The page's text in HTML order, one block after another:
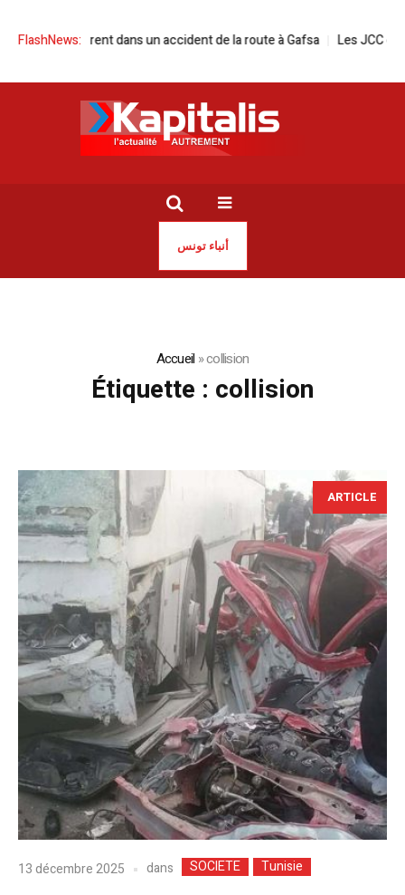
FlashNews:
meurent dans un accident de la route à Gafsa Les JCC dévoilent
أنباء تونس
Accueil »collision
Étiquette : collision
ARTICLE
13 décembre 2025 dans SOCIETE Tunisie